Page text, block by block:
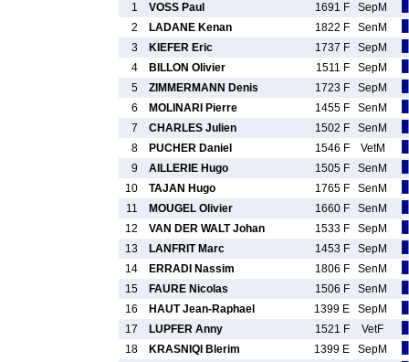
1
VOSS Paul 1691 F
SepM
2
LADANE Kenan 1822 F
SenM
3
KIEFER Eric 1737 F
SepM
4
BILLON Olivier 1511 F
SepM
5
ZIMMERMANN Denis 1723 F
SepM
6
MOLINARI Pierre 1455 F
SenM
7
CHARLES Julien 1502 F
SenM
8
PUCHER Daniel 1546 F
VetM
9
AILLERIE Hugo 1505 F
SenM
10
TAJAN Hugo 1765 F
SenM
11
MOUGEL Olivier 1660 F
SenM
12
VAN DER WALT Johan 1533 F
SepM
13
LANFRIT Marc 1453 F
SepM
14
ERRADI Nassim 1806 F
SenM
15
FAURE Nicolas 1506 F
SenM
16
HAUT Jean-Raphael 1399 E
SepM
17
LUPFER Anny 1521 F
VetF
18
KRASNIQI Blerim 1399 E
SepM